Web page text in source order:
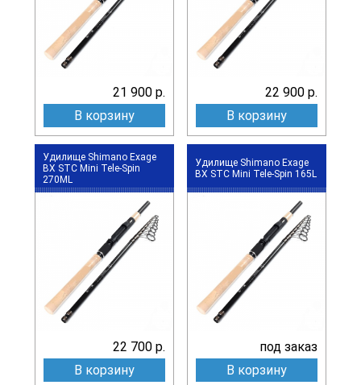
21 900 р.
В корзину
22 900 р.
В корзину
Удилище Shimano Exage
BX STC Mini Tele-Spin
270ML
22 700 р.
В корзину
Удилище Shimano Exage
BX STC Mini Tele-Spin 165L
под заказ
В корзину